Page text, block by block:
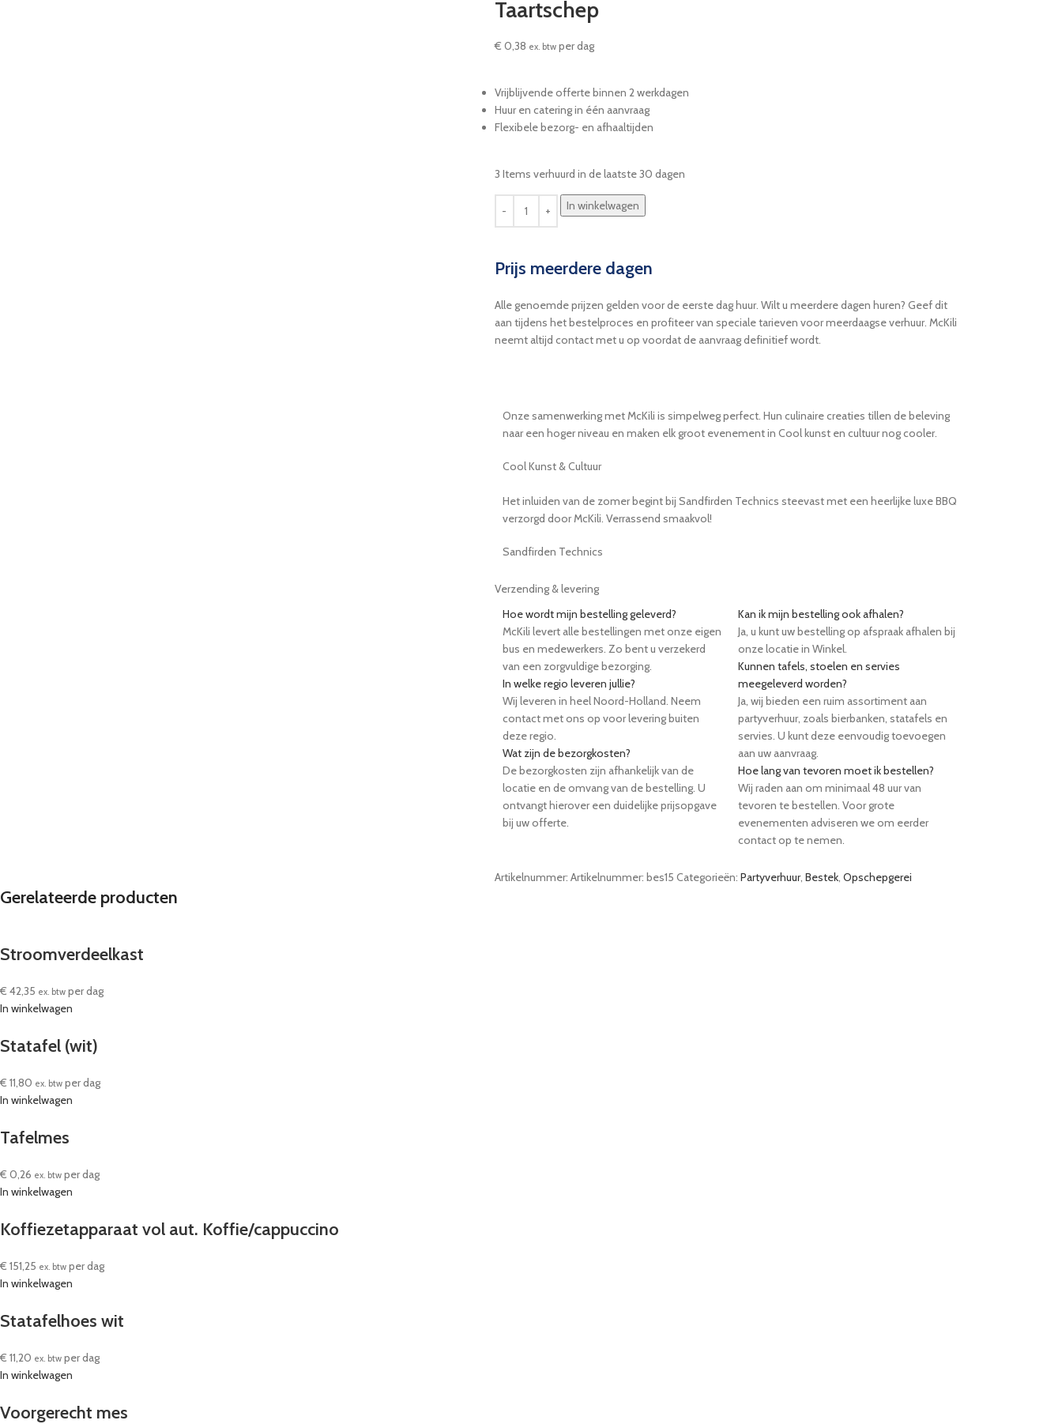
Taartschep
€ 0,38 ex. btwper dag
Vrijblijvende offerte binnen 2 werkdagen
Huur en catering in één aanvraag
Flexibele bezorg- en afhaaltijden
3 Items verhuurd in de laatste 30 dagen
In winkelwagen
Prijs meerdere dagen
Alle genoemde prijzen gelden voor de eerste dag huur. Wilt u meerdere dagen huren? Geef dit
aan tijdens het bestelproces en profiteer van speciale tarieven voor meerdaagse verhuur. McKili
neemt altijd contact met u op voordat de aanvraag definitief wordt.
Onze samenwerking met McKili is simpelweg perfect. Hun culinaire creaties tillen de beleving
naar een hoger niveau en maken elk groot evenement in Cool kunst en cultuur nog cooler.
Cool Kunst & Cultuur
Het inluiden van de zomer begint bij Sandfirden Technics steevast met een heerlijke luxe BBQ
verzorgd door McKili. Verrassend smaakvol!
Sandfirden Technics
Verzending & levering
Hoe wordt mijn bestelling geleverd?
McKili levert alle bestellingen met onze eigen
bus en medewerkers. Zo bent u verzekerd
van een zorgvuldige bezorging.
In welke regio leveren jullie?
Wij leveren in heel Noord-Holland. Neem
contact met ons op voor levering buiten
deze regio.
Wat zijn de bezorgkosten?
De bezorgkosten zijn afhankelijk van de
locatie en de omvang van de bestelling. U
ontvangt hierover een duidelijke prijsopgave
bij uw offerte.
Kan ik mijn bestelling ook afhalen?
Ja, u kunt uw bestelling op afspraak afhalen bij
onze locatie in Winkel.
Kunnen tafels, stoelen en servies
meegeleverd worden?
Ja, wij bieden een ruim assortiment aan
partyverhuur, zoals bierbanken, statafels en
servies. U kunt deze eenvoudig toevoegen
aan uw aanvraag.
Hoe lang van tevoren moet ik bestellen?
Wij raden aan om minimaal 48 uur van
tevoren te bestellen. Voor grote
evenementen adviseren we om eerder
contact op te nemen.
Artikelnummer: Artikelnummer: bes15 Categorieën: Partyverhuur, Bestek, Opschepgerei
Gerelateerde producten
Stroomverdeelkast
€ 42,35 ex. btw per dag
In winkelwagen
Statafel (wit)
€ 11,80 ex. btw per dag
In winkelwagen
Tafelmes
€ 0,26 ex. btw per dag
In winkelwagen
Koffiezetapparaat vol aut. Koffie/cappuccino
€ 151,25 ex. btw per dag
In winkelwagen
Statafelhoes wit
€ 11,20 ex. btw per dag
In winkelwagen
Voorgerecht mes